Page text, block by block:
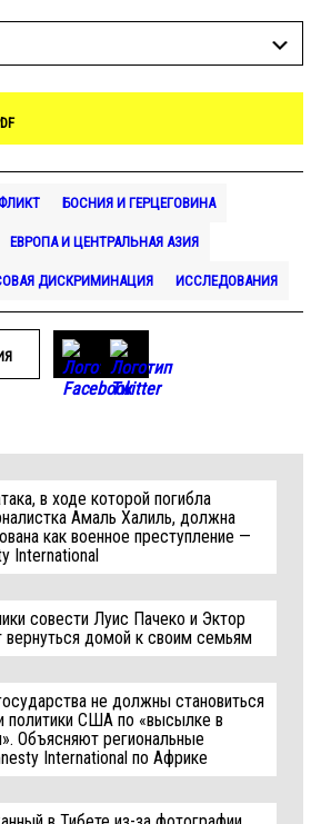
БОСНИЯ И ГЕРЦЕГОВИНА
ЕВРОПА И ЦЕНТРАЛЬНАЯ АЗИЯ
ДИСКРИМИНАЦИЯ ИССЛЕДОВАНИЯ
в ходе которой погибла
Амаль Халиль, должна
как военное преступление —
International
совести Луис Пачеко и Эктор
вернуться домой к своим семьям
не должны становиться
политики США по «высылке в
Объясняют региональные
International по Африке